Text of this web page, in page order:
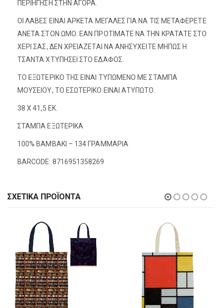
ΠΕΡΙΗΓΗΣΗ ΣΤΗΝ ΑΓΟΡΑ.
ΟΙ ΛΑΒΕΣ ΕΙΝΑΙ ΑΡΚΕΤΑ ΜΕΓΑΛΕΣ ΓΙΑ ΝΑ ΤΙΣ ΜΕΤΑΦΕΡΕΤΕ
ΑΝΕΤΑ ΣΤΟΝ ΩΜΟ. ΕΑΝ ΠΡΟΤΙΜΑΤΕ ΝΑ THN ΚΡΑΤΑΤΕ ΣΤΟ
ΧΕΡΙ ΣΑΣ, ΔΕΝ ΧΡΕΙΑΖΕΤΑΙ ΝΑ ΑΝΗΣΥΧΕΙΤΕ ΜΗΠΩΣ Η
ΤΣΑΝΤΑ ΧΤΥΠΗΣΕΙ ΣΤΟ ΕΔΑΦΟΣ.
ΤΟ ΕΞΩΤΕΡΙΚΟ ΤΗΣ ΕΙΝΑΙ ΤΥΠΩΜΕΝΟ ΜΕ ΣΤΑΜΠΑ
ΜΟΥΣΕΙΟΥ, ΤΟ ΕΣΩΤΕΡΙΚΟ ΕΙΝΑΙ ΑΤΥΠΩΤΟ.
38 X 41,5 ΕΚ.
ΣΤΑΜΠΑ ΕΞΩΤΕΡΙΚΑ
100% ΒΑΜΒΑΚΙ – 134 ΓΡΑΜΜΑΡΙΑ
BARCODE: 8716951358269
ΣΧΕΤΙΚΆ ΠΡΟΪΌΝΤΑ